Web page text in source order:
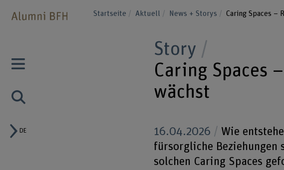
DE
Startseite Aktuell News + Storys Caring Spaces –
Story
Caring Spaces
wächst
16.04.2026
Wie
fürsorgliche Beziehungen
solchen Caring Spaces